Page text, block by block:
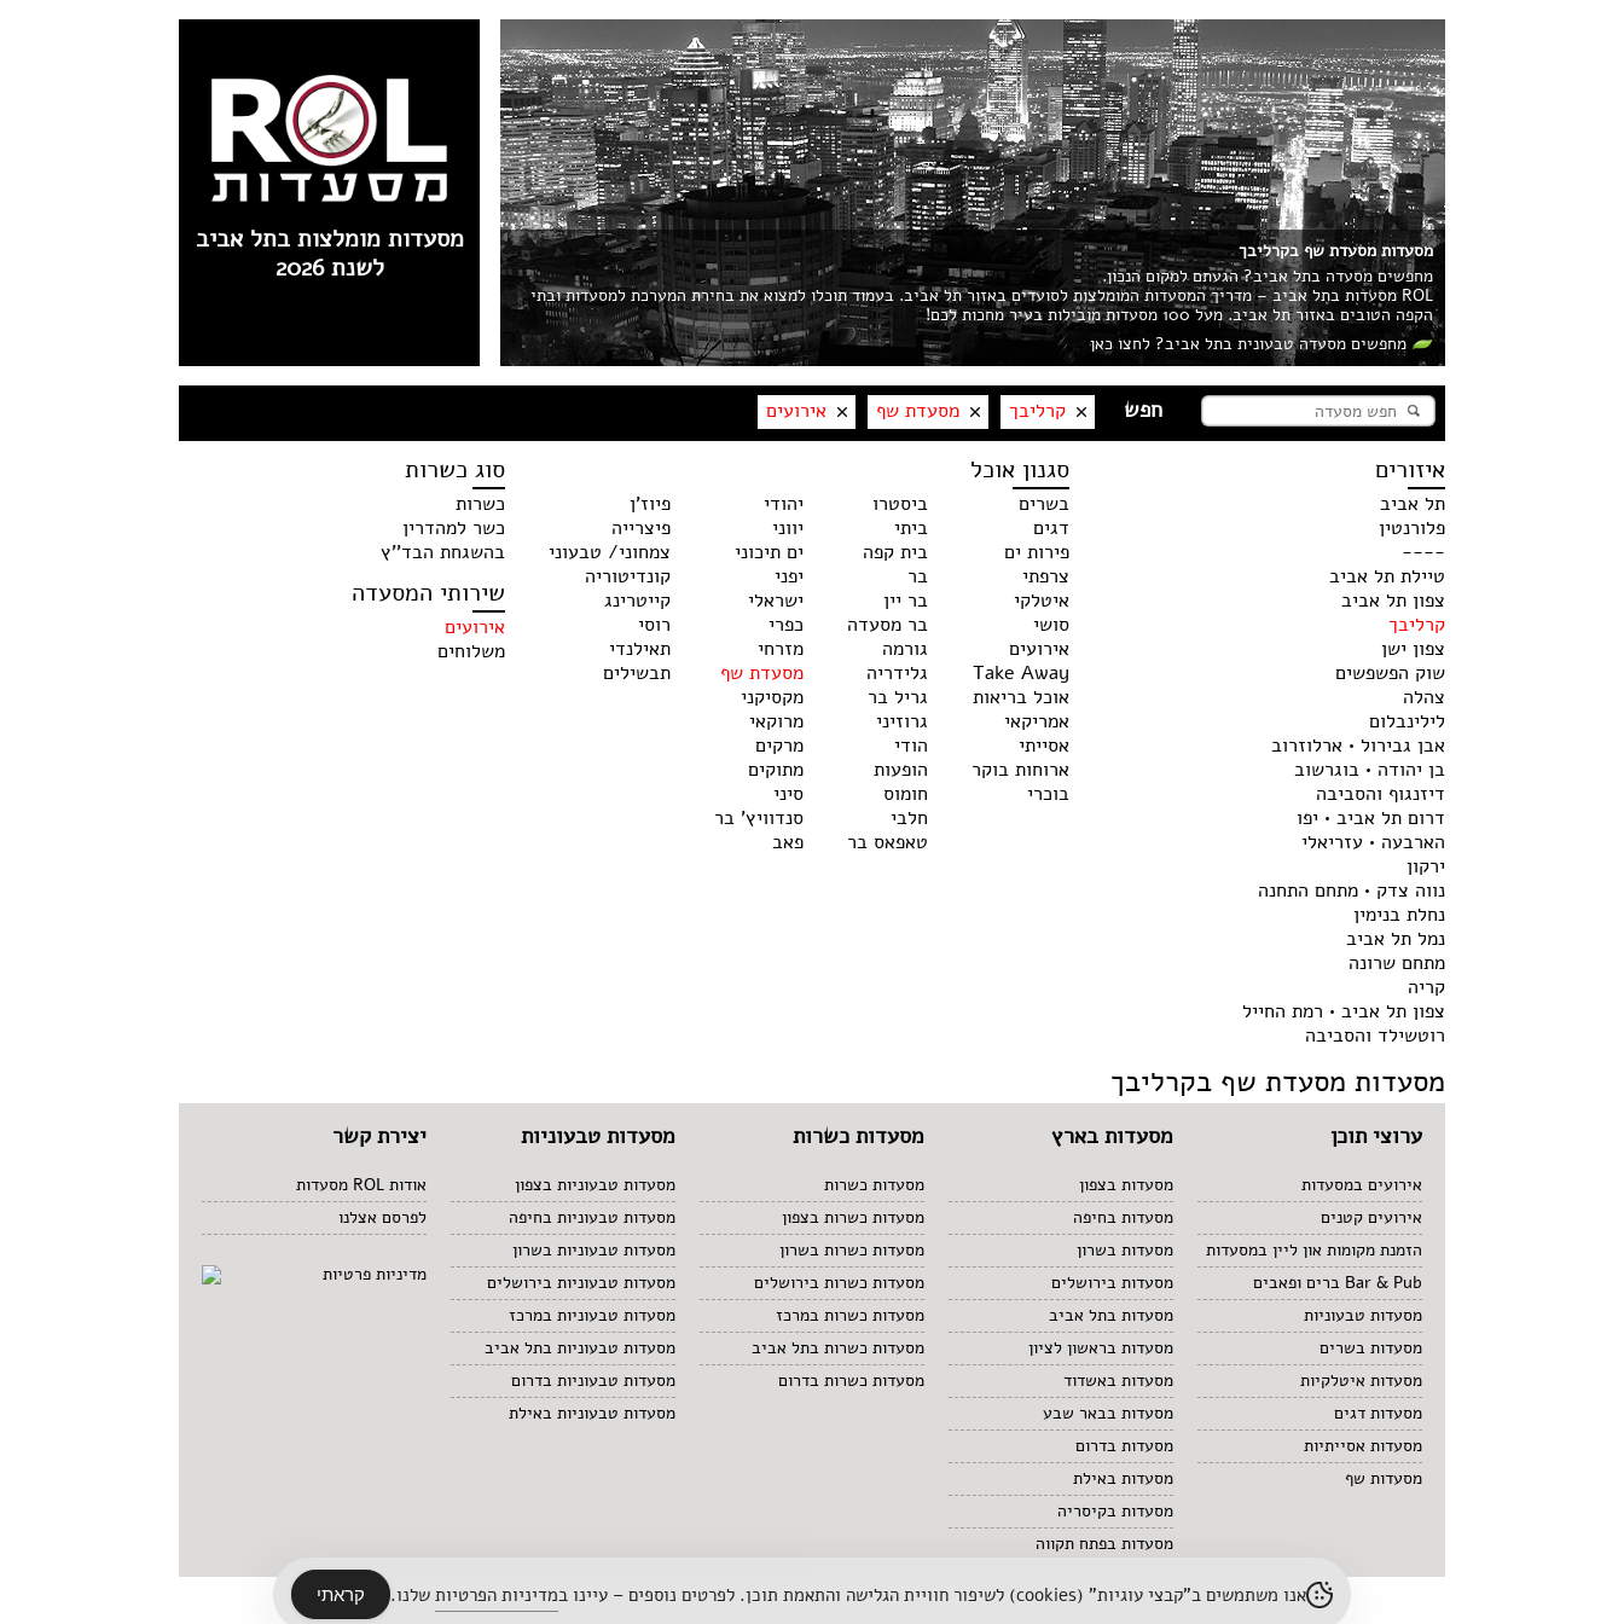
מסעדות מומלצות בתל אביב
לשנת 2026
מסעדות מסעדת שף בקרליבך
מחפשים מסעדה בתל אביב? הגעתם למקום הנכון.
ROL מסעדות בתל אביב – מדריך המסעדות המומלצות לסועדים באזור תל אביב. בעמוד תוכלו למצוא את בחירת המערכת למסעדות ובתי
הקפה הטובים באזור תל אביב. מעל 100 מסעדות מובילות בעיר מחכות לכם!
מחפשים מסעדה טבעונית בתל אביב? לחצו כאן
קרליבך מסעדת שף אירועים
איזורים
תל אביב
פלורנטין
----
טיילת תל אביב
צפון תל אביב
קרליבך
צפון ישן
שוק הפשפשים
צהלה
לילינבלום
אבן גבירול • ארלוזרוב
בן יהודה • בוגרשוב
דיזנגוף והסביבה
דרום תל אביב • יפו
הארבעה • עזריאלי
ירקון
נווה צדק • מתחם התחנה
נחלת בנימין
נמל תל אביב
מתחם שרונה
קריה
צפון תל אביב • רמת החייל
רוטשילד והסביבה
סגנון אוכל
בשרים
דגים
פירות ים
צרפתי
איטלקי
סושי
אירועים
Take Away
אוכל בריאות
אמריקאי
אסייתי
ארוחות בוקר
בוכרי
ביסטרו
ביתי
בית קפה
בר
בר יין
בר מסעדה
גורמה
גלידריה
גריל בר
גרוזיני
הודי
הופעות
חומוס
חלבי
טאפאס בר
יהודי
יווני
ים תיכוני
יפני
ישראלי
כפרי
מזרחי
מסעדת שף
מקסיקני
מרוקאי
מרקים
מתוקים
סיני
סנדוויץ' בר
פאב
פיוז'ן
פיצרייה
צמחוני/ טבעוני
קונדיטוריה
קייטרינג
רוסי
תאילנדי
תבשילים
סוג כשרות
כשרות
כשר למהדרין
בהשגחת הבד''ץ
שירותי המסעדה
אירועים
משלוחים
מסעדות מסעדת שף בקרליבך
ערוצי תוכן
אירועים במסעדות
אירועים קטנים
הזמנת מקומות און ליין במסעדות
Bar & Pub ברים ופאבים
מסעדות טבעוניות
מסעדות בשרים
מסעדות איטלקיות
מסעדות דגים
מסעדות אסייתיות
מסעדות שף
מסעדות בארץ
מסעדות בצפון
מסעדות בחיפה
מסעדות בשרון
מסעדות בירושלים
מסעדות בתל אביב
מסעדות בראשון לציון
מסעדות באשדוד
מסעדות בבאר שבע
מסעדות בדרום
מסעדות באילת
מסעדות בקיסריה
מסעדות בפתח תקווה
מסעדות כשרות
מסעדות כשרות
מסעדות כשרות בצפון
מסעדות כשרות בשרון
מסעדות כשרות בירושלים
מסעדות כשרות במרכז
מסעדות כשרות בתל אביב
מסעדות כשרות בדרום
מסעדות טבעוניות
מסעדות טבעוניות בצפון
מסעדות טבעוניות בחיפה
מסעדות טבעוניות בשרון
מסעדות טבעוניות בירושלים
מסעדות טבעוניות במרכז
מסעדות טבעוניות בתל אביב
מסעדות טבעוניות בדרום
מסעדות טבעוניות באילת
יצירת קשר
אודות ROL מסעדות
לפרסם אצלנו
מדיניות פרטיות
אנו משתמשים ב"קבצי עוגיות" (cookies) לשיפור חוויית הגלישה והתאמת תוכן. לפרטים נוספים – עיינו ב מדיניות הפרטיות שלנו. קראתי